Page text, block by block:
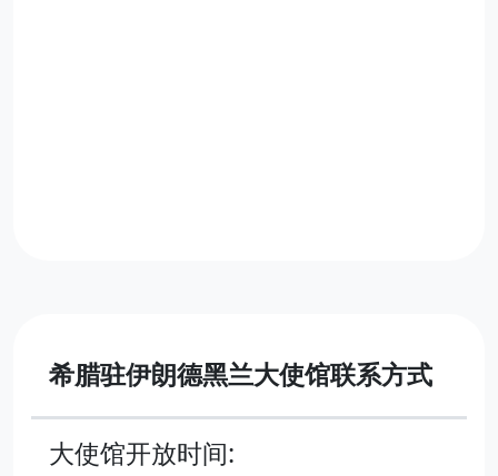
希腊驻伊朗德黑兰大使馆联系方式
大使馆开放时间: